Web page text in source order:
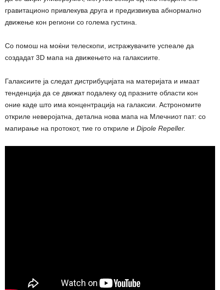
гравитационо привлекува друга и предизвикува абнормално
движење кон региони со голема густина.
Со помош на моќни телескопи, истражувачите успеале да
создадат 3D мапа на движењето на галаксиите.
Галаксиите ја следат дистрибуцијата на материјата и имаат
тенденција да се движат подалеку од празните области кон
оние каде што има концентрација на галаксии. Астрономите
откриле неверојатна, детална нова мапа на Млечниот пат: со
мапирање на протокот, тие го откриле и Dipole Repeller.